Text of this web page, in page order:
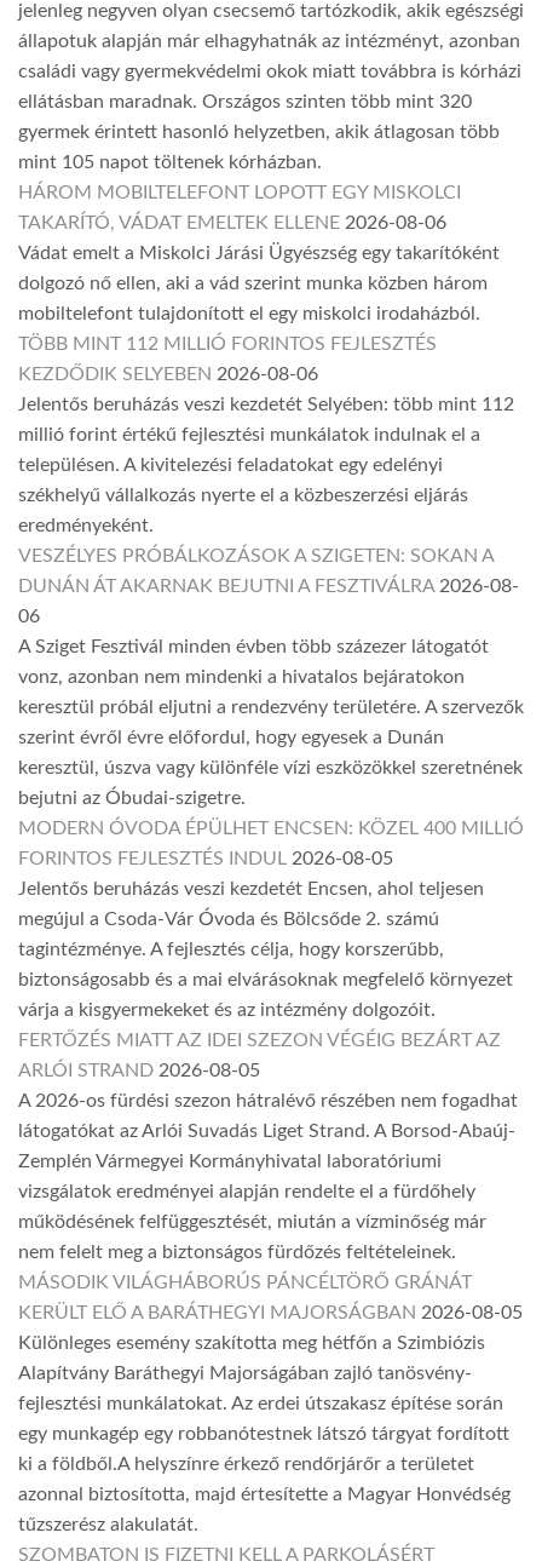
jelenleg negyven olyan csecsemő tartózkodik, akik egészségi
állapotuk alapján már elhagyhatnák az intézményt, azonban
családi vagy gyermekvédelmi okok miatt továbbra is kórházi
ellátásban maradnak. Országos szinten több mint 320
gyermek érintett hasonló helyzetben, akik átlagosan több
mint 105 napot töltenek kórházban.
HÁROM MOBILTELEFONT LOPOTT EGY MISKOLCI
TAKARÍTÓ, VÁDAT EMELTEK ELLENE 2026-08-06
Vádat emelt a Miskolci Járási Ügyészség egy takarítóként
dolgozó nő ellen, aki a vád szerint munka közben három
mobiltelefont tulajdonított el egy miskolci irodaházból.
TÖBB MINT 112 MILLIÓ FORINTOS FEJLESZTÉS
KEZDŐDIK SELYEBEN 2026-08-06
Jelentős beruházás veszi kezdetét Selyében: több mint 112
millió forint értékű fejlesztési munkálatok indulnak el a
településen. A kivitelezési feladatokat egy edelényi
székhelyű vállalkozás nyerte el a közbeszerzési eljárás
eredményeként.
VESZÉLYES PRÓBÁLKOZÁSOK A SZIGETEN: SOKAN A
DUNÁN ÁT AKARNAK BEJUTNI A FESZTIVÁLRA 2026-08-
06
A Sziget Fesztivál minden évben több százezer látogatót
vonz, azonban nem mindenki a hivatalos bejáratokon
keresztül próbál eljutni a rendezvény területére. A szervezők
szerint évről évre előfordul, hogy egyesek a Dunán
keresztül, úszva vagy különféle vízi eszközökkel szeretnének
bejutni az Óbudai-szigetre.
MODERN ÓVODA ÉPÜLHET ENCSEN: KÖZEL 400 MILLIÓ
FORINTOS FEJLESZTÉS INDUL 2026-08-05
Jelentős beruházás veszi kezdetét Encsen, ahol teljesen
megújul a Csoda-Vár Óvoda és Bölcsőde 2. számú
tagintézménye. A fejlesztés célja, hogy korszerűbb,
biztonságosabb és a mai elvárásoknak megfelelő környezet
várja a kisgyermekeket és az intézmény dolgozóit.
FERTŐZÉS MIATT AZ IDEI SZEZON VÉGÉIG BEZÁRT AZ
ARLÓI STRAND 2026-08-05
A 2026-os fürdési szezon hátralévő részében nem fogadhat
látogatókat az Arlói Suvadás Liget Strand. A Borsod-Abaúj-
Zemplén Vármegyei Kormányhivatal laboratóriumi
vizsgálatok eredményei alapján rendelte el a fürdőhely
működésének felfüggesztését, miután a vízminőség már
nem felelt meg a biztonságos fürdőzés feltételeinek.
MÁSODIK VILÁGHÁBORÚS PÁNCÉLTÖRŐ GRÁNÁT
KERÜLT ELŐ A BARÁTHEGYI MAJORSÁGBAN 2026-08-05
Különleges esemény szakította meg hétfőn a Szimbiózis
Alapítvány Baráthegyi Majorságában zajló tanösvény-
fejlesztési munkálatokat. Az erdei útszakasz építése során
egy munkagép egy robbanótestnek látszó tárgyat fordított
ki a földből.A helyszínre érkező rendőrjárőr a területet
azonnal biztosította, majd értesítette a Magyar Honvédség
tűzszerész alakulatát.
SZOMBATON IS FIZETNI KELL A PARKOLÁSÉRT